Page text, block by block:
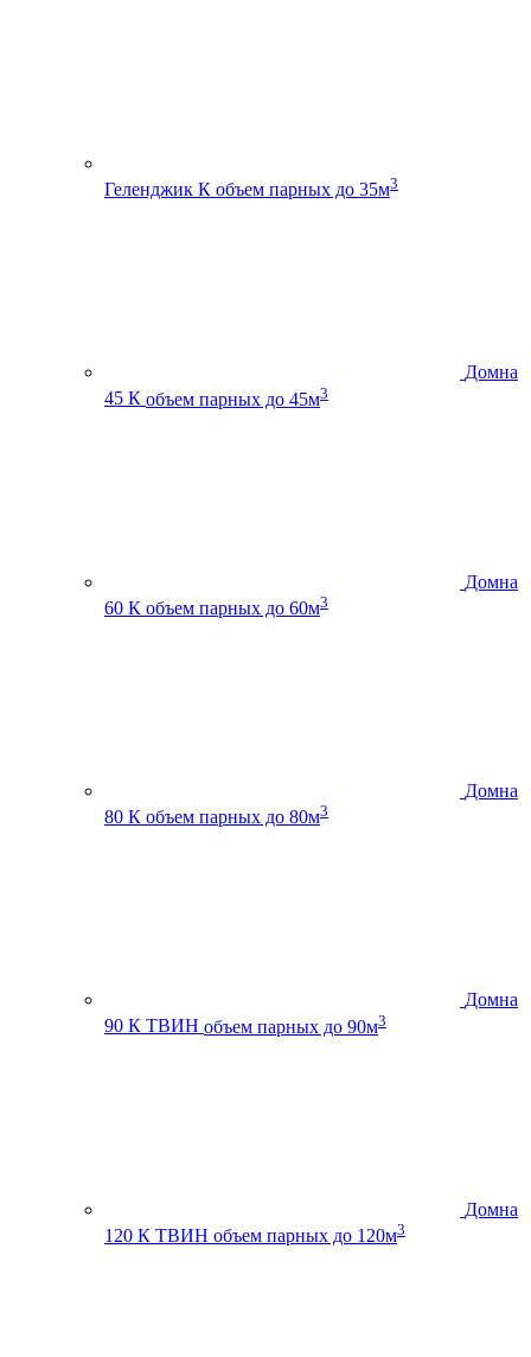
Геленджик К объем парных до 35м3
Домна
45 К объем парных до 45м3
Домна
60 К объем парных до 60м3
Домна
80 К объем парных до 80м3
Домна
90 К ТВИН объем парных до 90м3
Домна
120 К ТВИН объем парных до 120м3